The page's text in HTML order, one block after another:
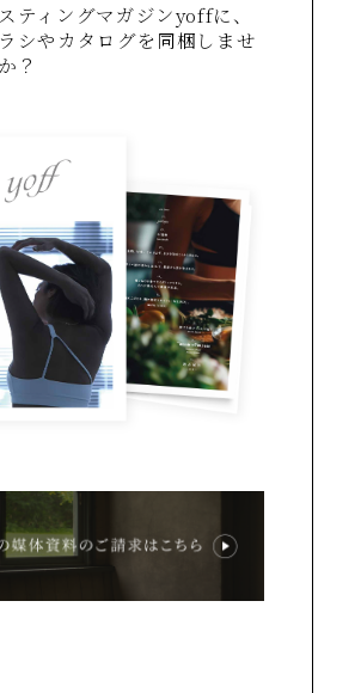
ティングマガジンyoffに、
シやカタログを同梱しませ
？